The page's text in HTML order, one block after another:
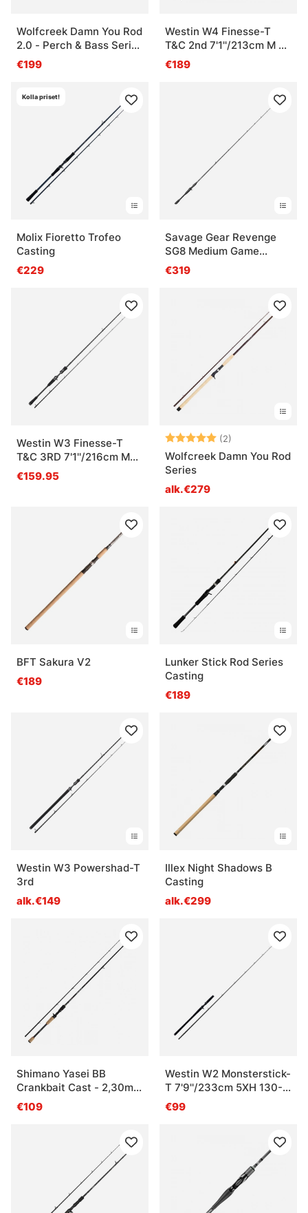
Wolfcreek Damn You Rod
2.0 - Perch & Bass Series
- 7’3'' Casting, 8-30g,
Split Handle, 2pc
€199
Westin W4 Finesse-T
T&C 2nd 7'1''/213cm M 7-
21g 2sec
€189
Kolla priset!
Molix Fioretto Trofeo
Casting
€229
Savage Gear Revenge
SG8 Medium Game
Casting
€319
Westin W3 Finesse-T
T&C 3RD 7'1''/216cm M
7-21G 2Sec
€159.95
Arvio: (2)
Wolfcreek Damn You Rod
Series
alk.€279
BFT Sakura V2
€189
Lunker Stick Rod Series
Casting
€189
Westin W3 Powershad-T
3rd
alk.€149
Illex Night Shadows B
Casting
alk.€299
Shimano Yasei BB
Crankbait Cast - 2,30m,
5-20g 2pc
€109
Westin W2 Monsterstick-
T 7'9''/233cm 5XH 130-
260g 1+1Sec
€99